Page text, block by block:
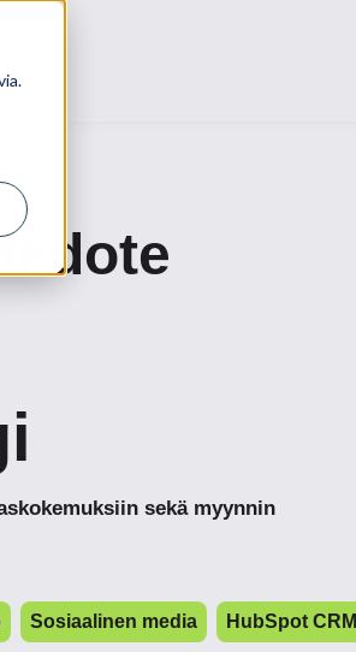
sekä myynnin
Sosiaalinen media HubSpot CRM